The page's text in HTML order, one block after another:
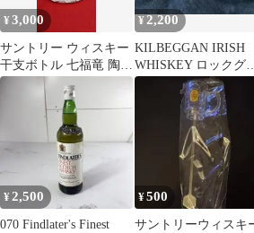
¥3,000
サントリー ウィスキー
干支ボトル 七福竜 陶器
空瓶
¥2,200
KILBEGGAN IRISH
WHISKEY ロックグラ
ス 2客セット
¥2,500
070 Findlater's Finest
¥500
サントリーウィスキ